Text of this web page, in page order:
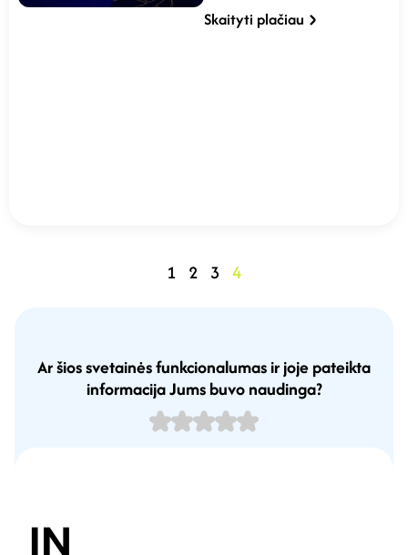
Skaityti plačiau
1 2 3 4
Ar šios svetainės funkcionalumas ir joje pateikta
informacija Jums buvo naudinga?